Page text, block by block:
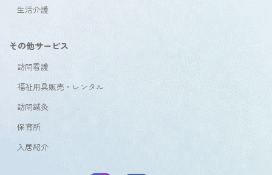
生活介護
その他サービス
訪問看護
福祉用具販売・レンタル
訪問鍼灸
保育所
入居紹介